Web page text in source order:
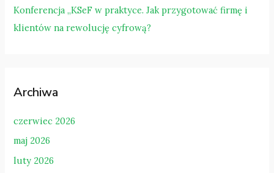
Konferencja „KSeF w praktyce. Jak przygotować firmę i
klientów na rewolucję cyfrową?
Archiwa
czerwiec 2026
maj 2026
luty 2026